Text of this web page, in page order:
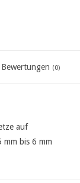
Bewertungen (0)
auf
bis 6 mm